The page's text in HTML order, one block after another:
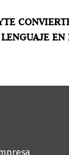
de Whyte,
obsoletas